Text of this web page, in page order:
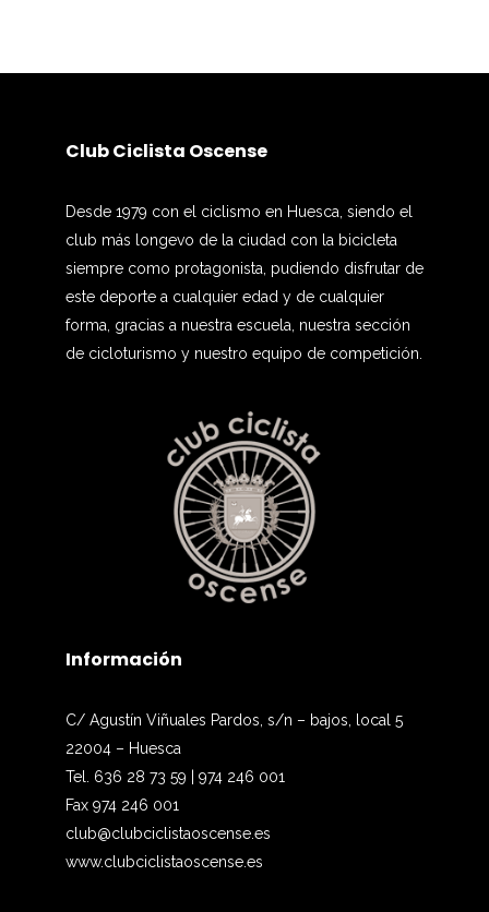
Club Ciclista Oscense
Desde 1979 con el ciclismo en Huesca, siendo el
club más longevo de la ciudad con la bicicleta
siempre como protagonista, pudiendo disfrutar de
este deporte a cualquier edad y de cualquier
forma, gracias a nuestra escuela, nuestra sección
de cicloturismo y nuestro equipo de competición.
Información
C/ Agustín Viñuales Pardos, s/n – bajos, local 5
22004 – Huesca
Tel. 636 28 73 59 | 974 246 001
Fax 974 246 001
club@clubciclistaoscense.es
www.clubciclistaoscense.es